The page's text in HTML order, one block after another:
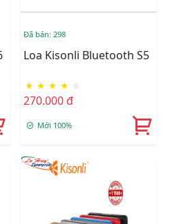
Đã bán: 298
Loa Kisonli Bluetooth S5
★ ★ ★ ★ ☆
270.000 đ
Mới 100%